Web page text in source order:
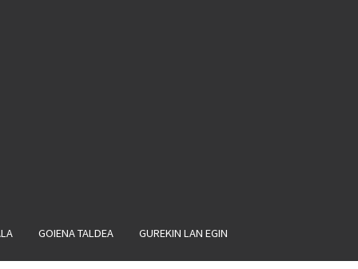
GOIENA TALDEA GUREKIN LAN EGIN